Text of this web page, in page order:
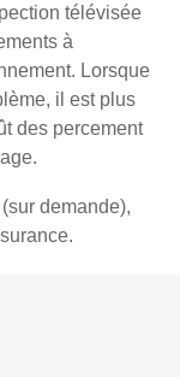
télévisée
à
Lorsque
il est plus
des percement
demande),